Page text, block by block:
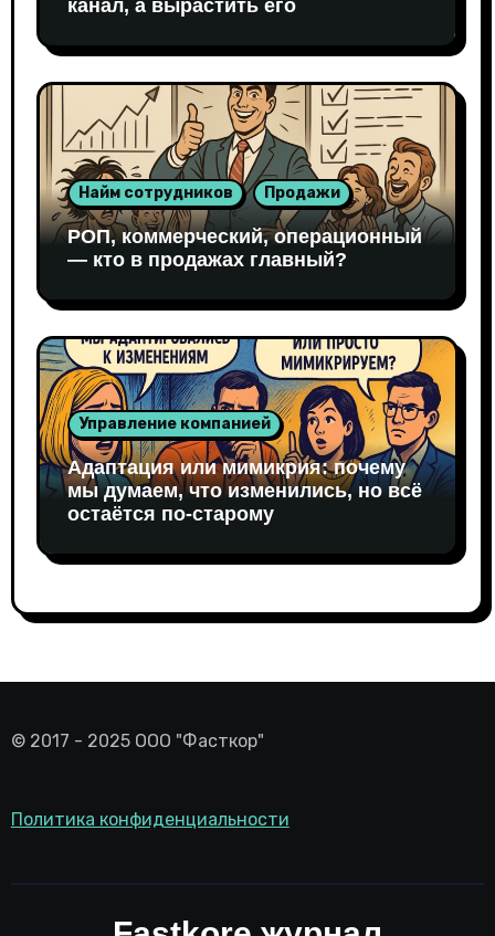
канал, а вырастить его
Найм сотрудников Продажи
РОП, коммерческий, операционный
— кто в продажах главный?
Управление компанией
Адаптация или мимикрия: почему
мы думаем, что изменились, но всё
остаётся по-старому
© 2017 - 2025 ООО "Фасткор"
Политика конфиденциальности